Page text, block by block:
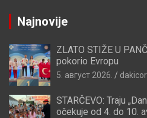
Najnovije
ZLATO STIŽE U
pokorio Evropu
5. август 2026.
STARČEVO: Traju
očekuje od 4. do 10.